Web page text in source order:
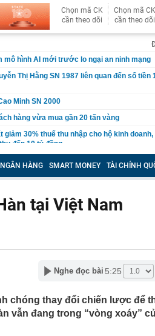
Chọn mã CK
cần theo dõi
Chọn mã CK
cần theo dõi
mô hình AI mới trước lo ngại an ninh mạng
Thị Hằng SN 1987 liên quan đến số tiền
Minh SN 2000
hàng vừa mua gần 20 tấn vàng
giảm 30% thuế thu nhập cho hộ kinh doanh,
đến 10 tỷ đồng
top đẹp nhất thế giới: Về Việt Nam làm Á hậu
là chính
đấu giá 8 lô đất tại Khu đô thị mới Thủ
quan trọng đến người thường xuyên
đập thủy điện lớn nhất thế giới, gấp 3 lần
1,1 tỷ đồng vào tài khoản của chính
NGÂN HÀNG SMART MONEY TÀI CHÍNH
tại Việt Nam
Nghe đọc bài 5:25
chóng thay đổi chiến lược để
vẫn đang trong “vòng xoáy”